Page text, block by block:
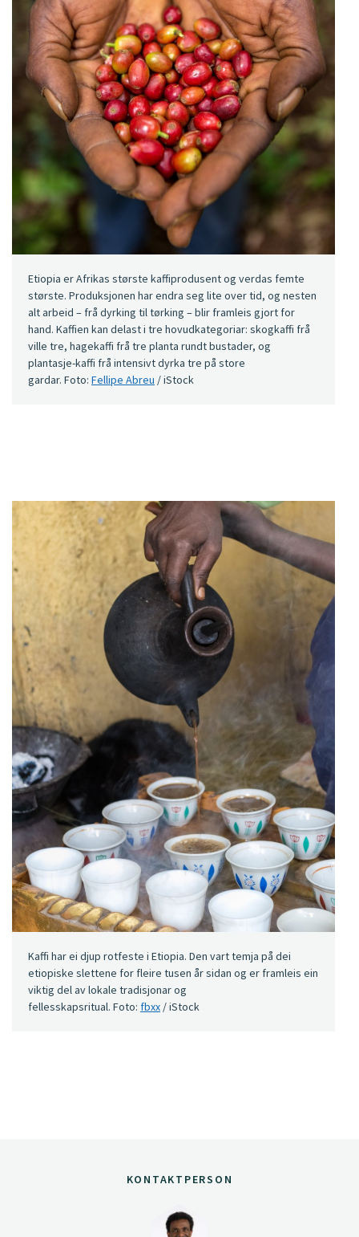
Etiopia er Afrikas største kaffiprodusent og verdas femte
største. Produksjonen har endra seg lite over tid, og nesten
alt arbeid – frå dyrking til tørking – blir framleis gjort for
hand. Kaffien kan delast i tre hovudkategoriar: skogkaffi frå
ville tre, hagekaffi frå tre planta rundt bustader, og
plantasje-kaffi frå intensivt dyrka tre på store
gardar. Foto: Fellipe Abreu / iStock
Kaffi har ei djup rotfeste i Etiopia. Den vart temja på dei
etiopiske slettene for fleire tusen år sidan og er framleis ein
viktig del av lokale tradisjonar og
fellesskapsritual. Foto: fbxx / iStock
KONTAKTPERSON